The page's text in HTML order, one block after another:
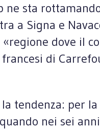
sta
a Signa e
dove il
di
tendenza: per
nei sei